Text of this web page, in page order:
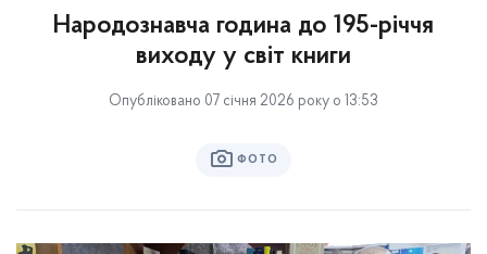
Народознавча година до 195-річчя
виходу у світ книги
Опубліковано 07 січня 2026 року о 13:53
ФОТО